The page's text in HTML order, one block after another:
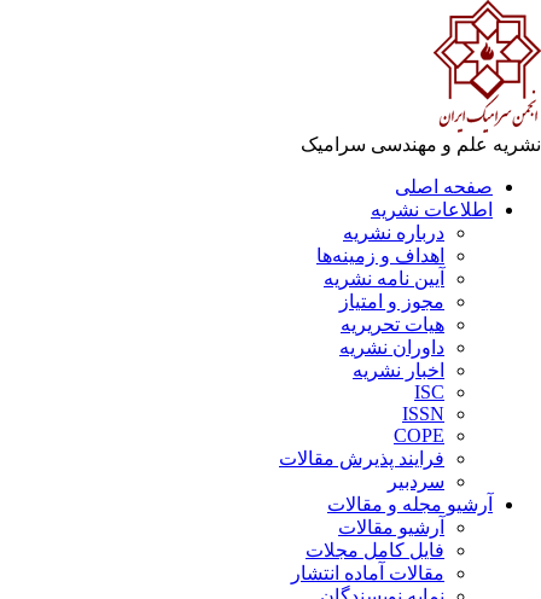
علم و مهندسی سرامیک
صفحه اصلی
اطلاعات نشریه
درباره نشریه
اهداف و زمینه‌ها
آیین نامه نشریه
مجوز و امتیاز
هیات تحریریه
داوران نشریه
اخبار نشریه
ISC
ISSN
COPE
فرایند پذیرش مقالات
سردبیر
آرشیو مجله و مقالات
آرشیو مقالات
فایل کامل مجلات
مقالات آماده انتشار